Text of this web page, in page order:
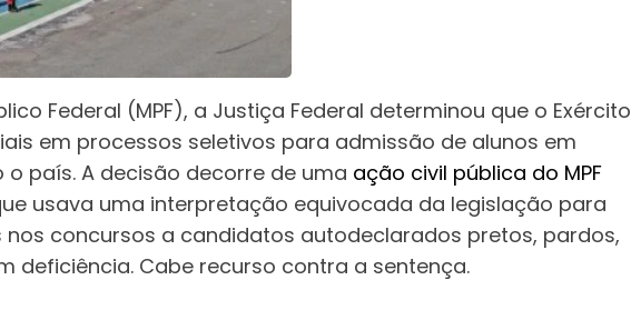
Federal (MPF), a Justiça Federal determinou que o Exército
em processos seletivos para admissão de alunos em
país. A decisão decorre de uma ação civil pública do MPF
usava uma interpretação equivocada da legislação para
nos concursos a candidatos autodeclarados pretos, pardos,
deficiência. Cabe recurso contra a sentença.